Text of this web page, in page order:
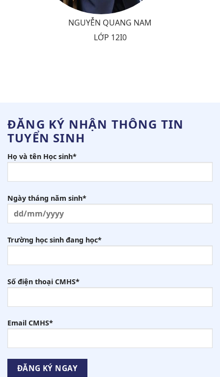
NGUYỄN QUANG NAM
LỚP 12I0
ĐĂNG KÝ NHẬN THÔNG TIN
TUYỂN SINH
Họ và tên Học sinh*
Ngày tháng năm sinh*
Trường học sinh đang học*
Số điện thoại CMHS*
Email CMHS*